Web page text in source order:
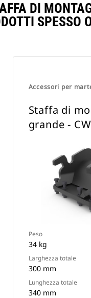
DI
SPESSO
Accessori per
Staffa di
grande -
Peso
34 kg
Larghezza totale
300 mm
Lunghezza totale
340 mm